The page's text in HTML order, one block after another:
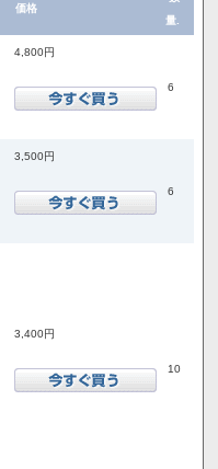
価格
量.
4,800円
6
3,500円
6
3,400円
10